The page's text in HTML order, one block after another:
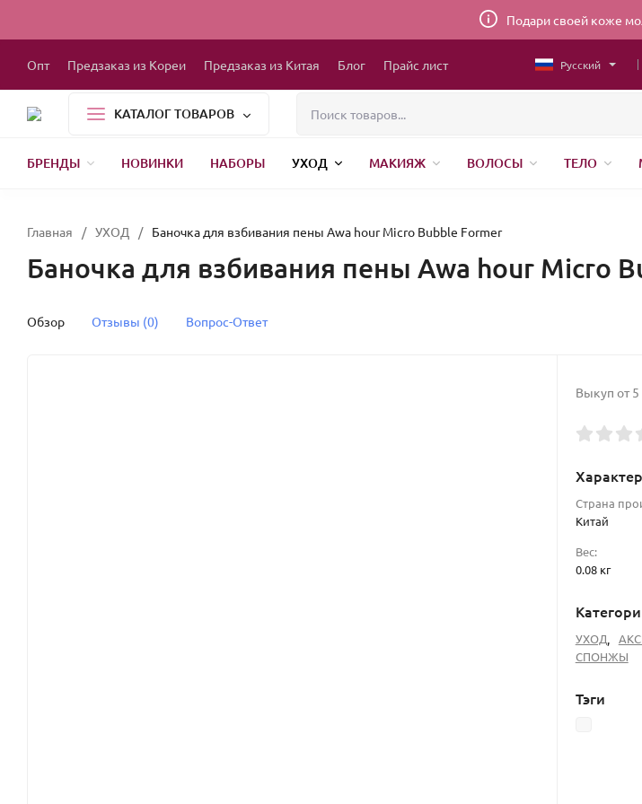
Подари своей коже
Опт Предзаказ из Кореи Предзаказ из Китая Блог Прайс лист Русский
КАТАЛОГ ТОВАРОВ
БРЕНДЫ НОВИНКИ НАБОРЫ УХОД МАКИЯЖ ВОЛОСЫ ТЕЛО
Главная / УХОД / Баночка для взбивания пены Awa hour Micro Bubble Former
Баночка для взбивания пены Awa hour Micro
Обзор Отзывы (0) Вопрос-Ответ
Выкуп от
Страна
Китай
Вес:
0.08 кг
УХОД,
СПОНЖЫ
Тэги